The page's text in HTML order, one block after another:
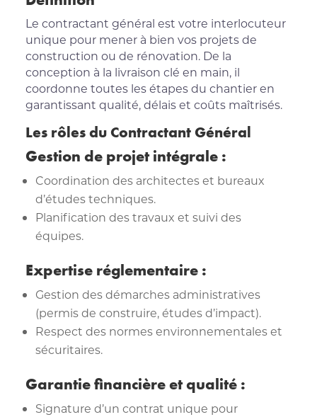
Le contractant général est votre interlocuteur
unique pour mener à bien vos projets de
construction ou de rénovation. De la
conception à la livraison clé en main, il
coordonne toutes les étapes du chantier en
garantissant qualité, délais et coûts maîtrisés.
Les rôles du Contractant Général
Gestion de projet intégrale :
Coordination des architectes et bureaux
d’études techniques.
Planification des travaux et suivi des
équipes.
Expertise réglementaire :
Gestion des démarches administratives
(permis de construire, études d’impact).
Respect des normes environnementales et
sécuritaires.
Garantie financière et qualité :
Signature d’un contrat unique pour